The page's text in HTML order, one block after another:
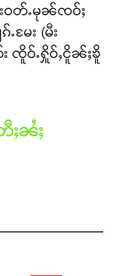
းဝတ်ႉမုၼ်ၸဝ်ႈ
မႄး (မီး
ၸိူဝ်ႉႁိူဝ်ႇငိူၼ်ႈၶိူ
ႈၼႆႈ